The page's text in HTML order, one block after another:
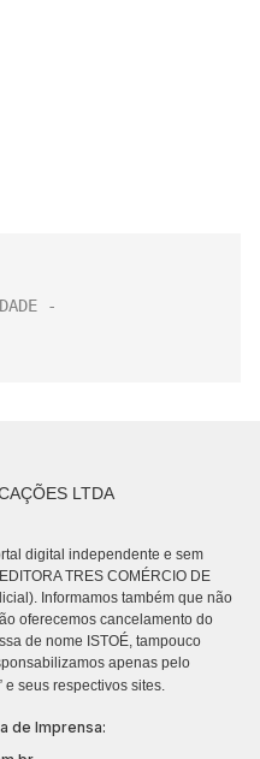
LTDA
digital independente e sem
TRES COMÉRCIO DE
Informamos também que não
oferecemos cancelamento do
de nome ISTOÉ, tampouco
apenas pelo
e seus respectivos sites.
de Imprensa: